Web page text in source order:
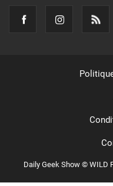
Daily Geek Show © WILD